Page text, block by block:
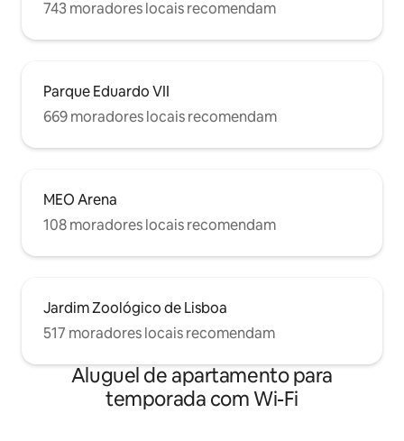
743 moradores locais recomendam
Parque Eduardo VII
669 moradores locais recomendam
MEO Arena
108 moradores locais recomendam
Jardim Zoológico de Lisboa
517 moradores locais recomendam
Aluguel de apartamento para
temporada com Wi-Fi